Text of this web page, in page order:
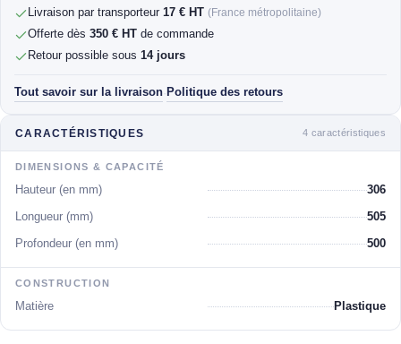
Livraison par transporteur 17 € HT (France métropolitaine)
Offerte dès 350 € HT de commande
Retour possible sous 14 jours
Tout savoir sur la livraison· Politique des retours
CARACTÉRISTIQUES 4 caractéristiques
DIMENSIONS & CAPACITÉ
Hauteur (en mm) 306
Longueur (mm) 505
Profondeur (en mm) 500
CONSTRUCTION
Matière Plastique